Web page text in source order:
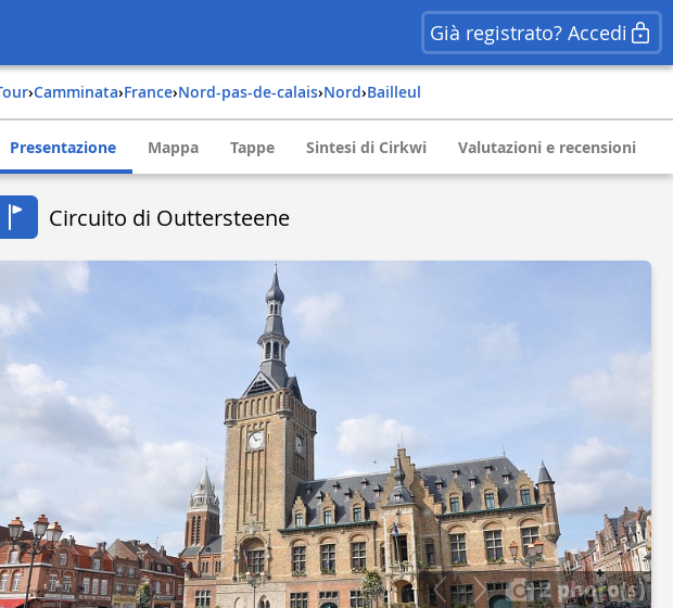
Già registrato? Accedi
Tour› Camminata› france› nord-pas-de-calais› nord› bailleul
Presentazione Mappa Tappe Sintesi di Cirkwi Valutazioni e recensioni
Circuito di Outtersteene
2 photo(s)